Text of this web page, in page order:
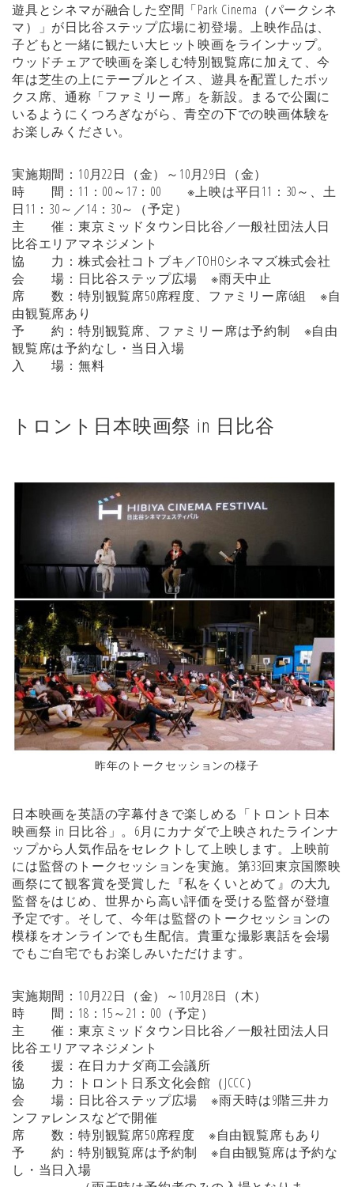
遊具とシネマが融合した空間「Park Cinema（パークシネ
マ）」が日比谷ステップ広場に初登場。上映作品は、
子どもと一緒に観たい大ヒット映画をラインナップ。
ウッドチェアで映画を楽しむ特別観覧席に加えて、今
年は芝生の上にテーブルとイス、遊具を配置したボッ
クス席、通称「ファミリー席」を新設。まるで公園に
いるようにくつろぎながら、青空の下での映画体験を
お楽しみください。
実施期間：10月22日（金）～10月29日（金）
時 間：11：00～17：00 ※上映は平日11：30～、土
日11：30～／14：30～（予定）
主 催：東京ミッドタウン日比谷／一般社団法人日
比谷エリアマネジメント
協 力：株式会社コトブキ／TOHOシネマズ株式会社
会 場：日比谷ステップ広場 ※雨天中止
席 数：特別観覧席50席程度、ファミリー席6組 ※自
由観覧席あり
予 約：特別観覧席、ファミリー席は予約制 ※自由
観覧席は予約なし・当日入場
入 場：無料
トロント日本映画祭 in 日比谷
昨年のトークセッションの様子
日本映画を英語の字幕付きで楽しめる「トロント日本
映画祭 in 日比谷」。6月にカナダで上映されたラインナ
ップから人気作品をセレクトして上映します。上映前
には監督のトークセッションを実施。第33回東京国際映
画祭にて観客賞を受賞した『私をくいとめて』の大九
監督をはじめ、世界から高い評価を受ける監督が登壇
予定です。そして、今年は監督のトークセッションの
模様をオンラインでも生配信。貴重な撮影裏話を会場
でもご自宅でもお楽しみいただけます。
実施期間：10月22日（金）～10月28日（木）
時 間：18：15～21：00（予定）
主 催：東京ミッドタウン日比谷／一般社団法人日
比谷エリアマネジメント
後 援：在日カナダ商工会議所
協 力：トロント日系文化会館（JCCC）
会 場：日比谷ステップ広場 ※雨天時は9階三井カ
ンファレンスなどで開催
席 数：特別観覧席50席程度 ※自由観覧席もあり
予 約：特別観覧席は予約制 ※自由観覧席は予約な
し・当日入場